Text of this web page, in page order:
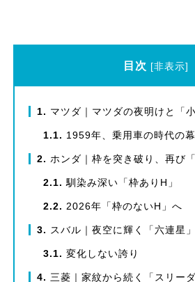
目次 [非表示]
1 マツダ｜マツダの夜明けと「
1.1 1959年、乗用車の時代の
2 ホンダ｜枠を突き破り、再び
2.1 馴染み深い「枠ありH」
2.2 2026年「枠のないH」へ
3 スバル｜夜空に輝く「六連星
3.1 変化しない誇り
4 三菱｜家紋から続く「スリー